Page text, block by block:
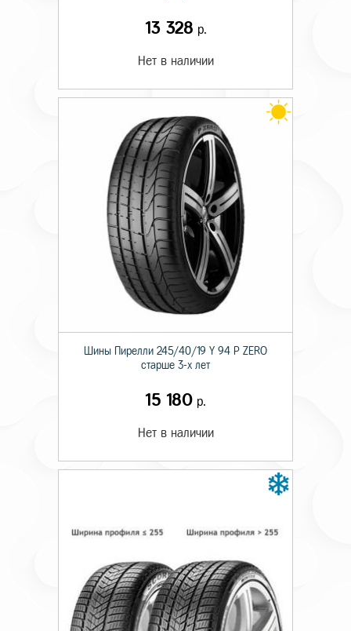
13 328 р.
Нет в наличии
Шины Пирелли 245/40/19 Y 94 P ZERO
старше 3-х лет
15 180 р.
Нет в наличии